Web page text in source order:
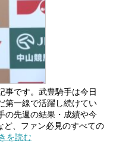
事です。武豊騎手は今日
第一線で活躍し続けてい
の先週の結果・成績や今
ど、ファン必見のすべての
を読む